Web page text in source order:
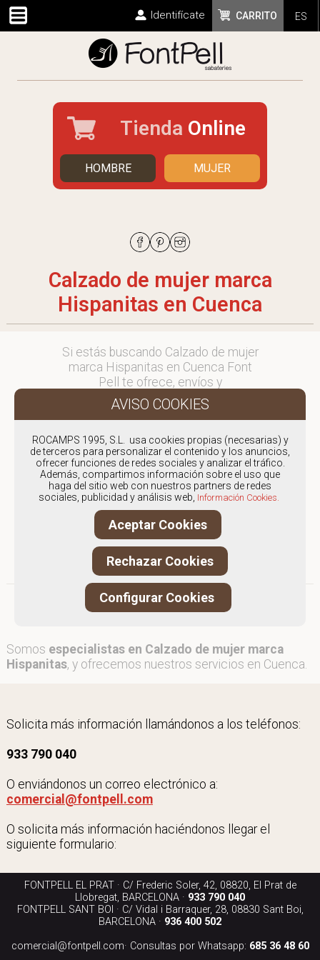
ES
CARRITO
Identifícate
Tienda Online
HOMBRE MUJER
Calzado de mujer marca
Hispanitas en Cuenca
Si estás buscando Calzado de mujer
marca Hispanitas en Cuenca Font
Pell te ofrece, envíos y
devoluciones gratuítos a Península y
Baleares, para otros destinos
en comercial@fontpell.com.
Los envíos a Cuenca gestionados
entre semana se entregarán en
menos de 48 horas; los pedidos
realizados en fin de semana, el
producto se enviará a partir del
lunes.
Somos especialistas en Calzado de mujer marca
Hispanitas, y ofrecemos nuestros servicios en Cuenca.
Solicita más información llamándonos a los teléfonos:
933 790 040
O enviándonos un correo electrónico a:
comercial@fontpell.com
O solicita más información haciéndonos llegar el
siguiente formulario:
FONTPELL EL PRAT · C/ Frederic Soler, 42, 08820, El Prat de
Llobregat, BARCELONA · 933 790 040
FONTPELL SANT BOI · C/ Vidal i Barraquer, 28, 08830 Sant Boi,
BARCELONA · 936 400 502
comercial@fontpell.com· Consultas por Whatsapp: 685 36 48 60
ROCAMPS 1995, S.L. usa cookies propias (necesarias) y
de terceros para personalizar el contenido y los anuncios,
ofrecer funciones de redes sociales y analizar el tráfico.
Además, compartimos información sobre el uso que
haga del sitio web con nuestros partners de redes
sociales, publicidad y análisis web, Información Cookies.
Aceptar Cookies
Rechazar Cookies
Configurar Cookies